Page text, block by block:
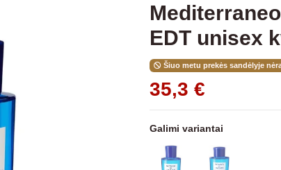
EDT unisex
Šiuo metu prekės sandėlyje
35,3 €
Galimi variantai